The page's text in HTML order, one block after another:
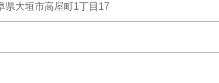
大垣市高屋町1丁目17